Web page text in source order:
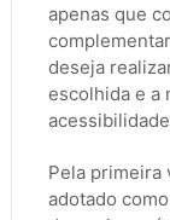
apenas que
deseja
escolhida e a
Pela primeira
adotado